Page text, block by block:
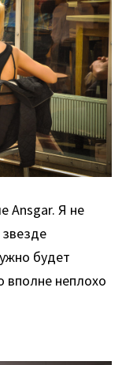
Ansgar. Я не
будет
вполне неплохо